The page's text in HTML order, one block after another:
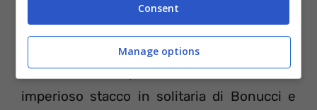
Il primo gol è arrivato al 22°. Calcio d’angolo
calciato in modo perfetto daBernardeschi
imperioso stacco in solitaria di Bonucci e
Consent
Manage options